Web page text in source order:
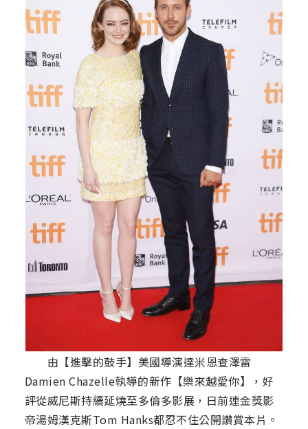
由【進擊的鼓手】美國導演達米恩查澤雷
Damien Chazelle執導的新作【樂來越愛你】，好
評從威尼斯持續延燒至多倫多影展，日前連金獎影
帝湯姆漢克斯Tom Hanks都忍不住公開讚賞本片。